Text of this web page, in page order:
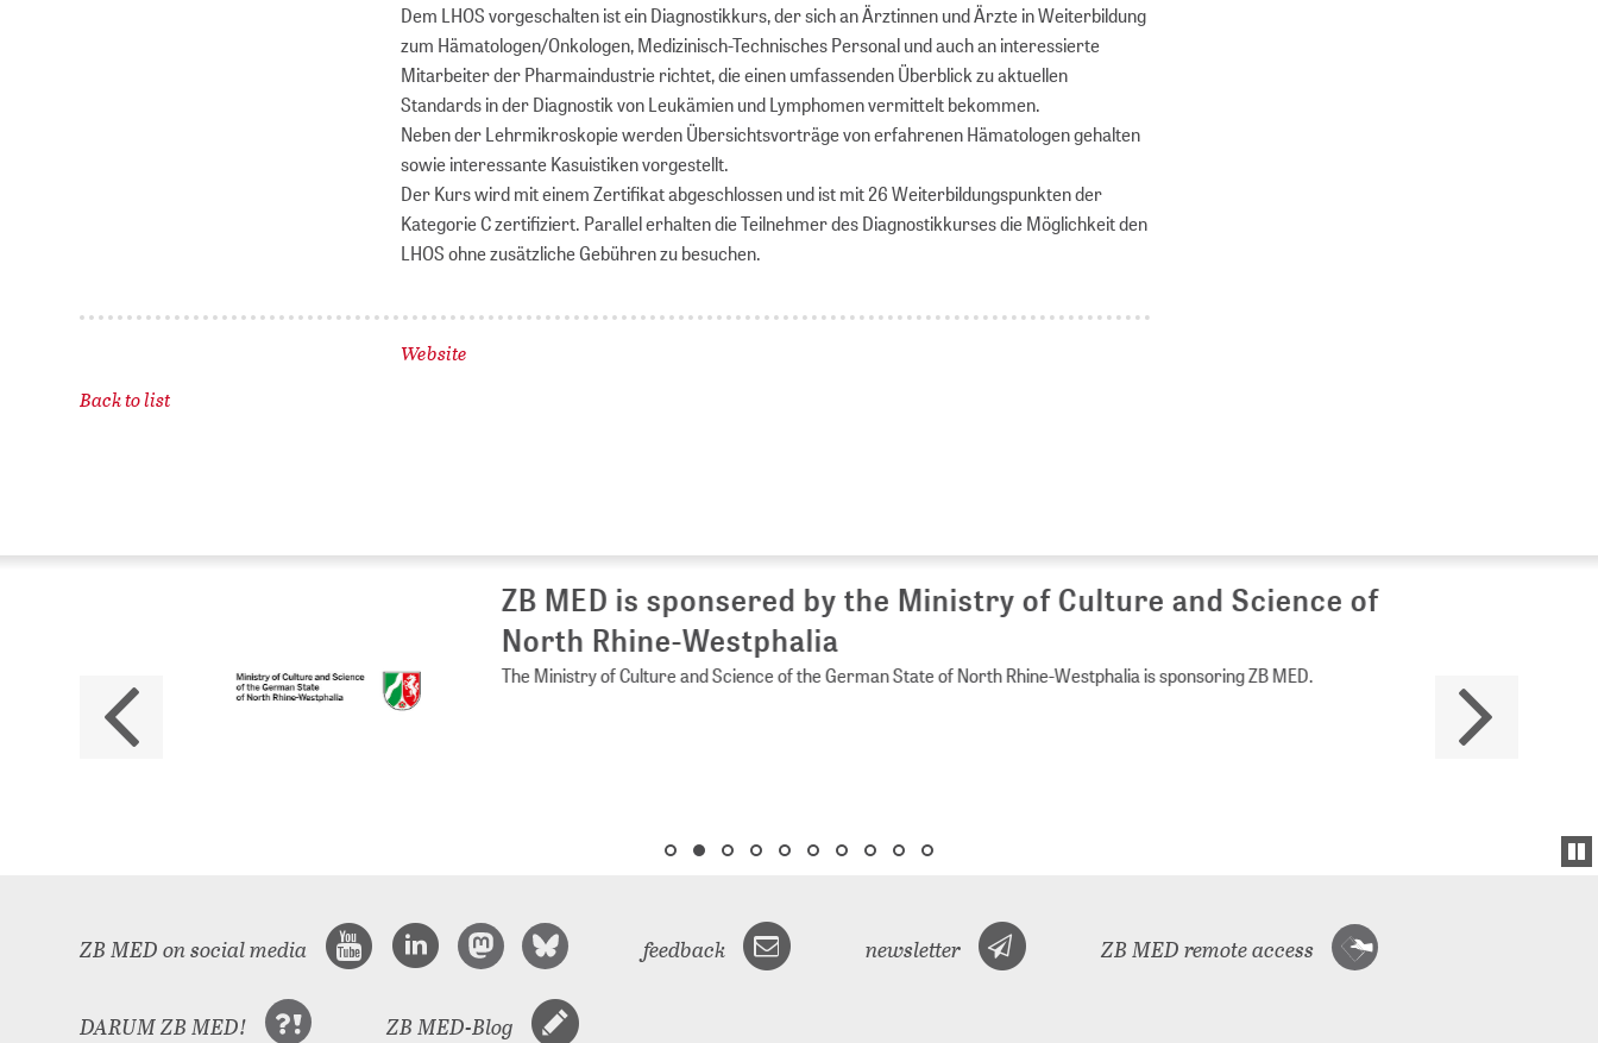
Dem LHOS vorgeschalten ist ein Diagnostikkurs, der sich an Ärztinnen und Ärzte in Weiterbildung
zum Hämatologen/Onkologen, Medizinisch-Technisches Personal und auch an interessierte
Mitarbeiter der Pharmaindustrie richtet, die einen umfassenden Überblick zu aktuellen
Standards in der Diagnostik von Leukämien und Lymphomen vermittelt bekommen.
Neben der Lehrmikroskopie werden Übersichtsvorträge von erfahrenen Hämatologen gehalten
sowie interessante Kasuistiken vorgestellt.
Der Kurs wird mit einem Zertifikat abgeschlossen und ist mit 26 Weiterbildungspunkten der
Kategorie C zertifiziert. Parallel erhalten die Teilnehmer des Diagnostikkurses die Möglichkeit den
LHOS ohne zusätzliche Gebühren zu besuchen.
Website
Back to list
ZB MED is sponsered by the Ministry of Culture and Science of
North Rhine-Westphalia
The Ministry of Culture and Science of the German State of North Rhine-Westphalia is sponsoring ZB MED.
ZB MED on social media feedback newsletter ZB MED remote access
DARUM ZB MED! ZB MED-Blog